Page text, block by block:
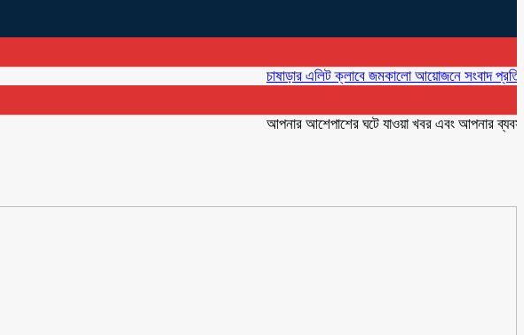
চাষাড়ার এলিট ক্লাবে জমকালো আয়োজনে সংবাদ প্রতিদিনের
আপনার আশেপাশের ঘটে যাওয়া খবর এবং আপনার ব্যবসার